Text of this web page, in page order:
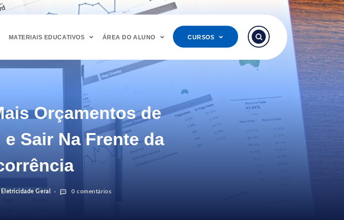
MATERIAIS EDUCATIVOS ÁREA DO ALUNO CURSOS
Orçamentos de
Sair Na Frente da
Eletricidade Geral 0 comentários